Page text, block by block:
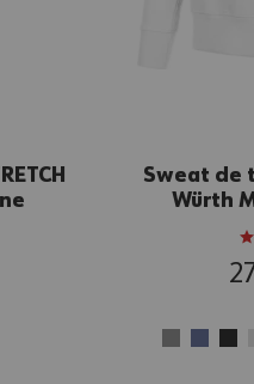
Sweat de
Würth